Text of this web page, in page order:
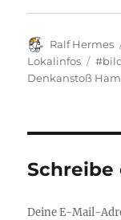
Autor
Ralf Hermes
Lokalinfos
Denkanstoß
Schreibe
Deine E-Mail-